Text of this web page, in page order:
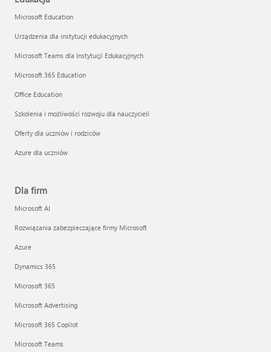
Microsoft Education
Urządzenia dla instytucji edukacyjnych
Microsoft Teams dla Instytucji Edukacyjnych
Microsoft 365 Education
Office Education
Szkolenia i możliwości rozwoju dla nauczycieli
Oferty dla uczniów i rodziców
Azure dla uczniów
Dla firm
Microsoft AI
Rozwiązania zabezpieczające firmy Microsoft
Azure
Dynamics 365
Microsoft 365
Microsoft Advertising
Microsoft 365 Copilot
Microsoft Teams